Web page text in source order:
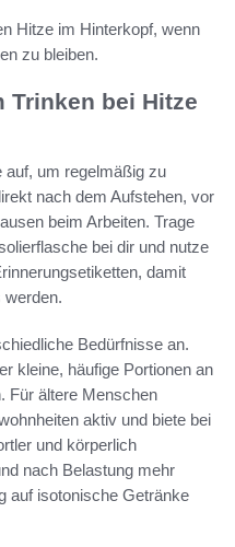
Hitze im Hinterkopf, wenn
zu bleiben.
Trinken bei Hitze
auf, um regelmäßig zu
nach dem Aufstehen, vor
beim Arbeiten. Trage
bei dir und nutze
damit
werden.
Bedürfnisse an.
kleine, häufige Portionen an
Für ältere Menschen
aktiv und biete bei
und körperlich
nach Belastung mehr
auf isotonische Getränke